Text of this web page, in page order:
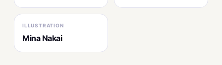
ILLUSTRATION
Mina Nakai